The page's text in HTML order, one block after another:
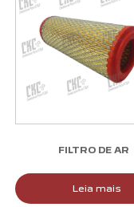
FILTRO DE AR
Leia mais